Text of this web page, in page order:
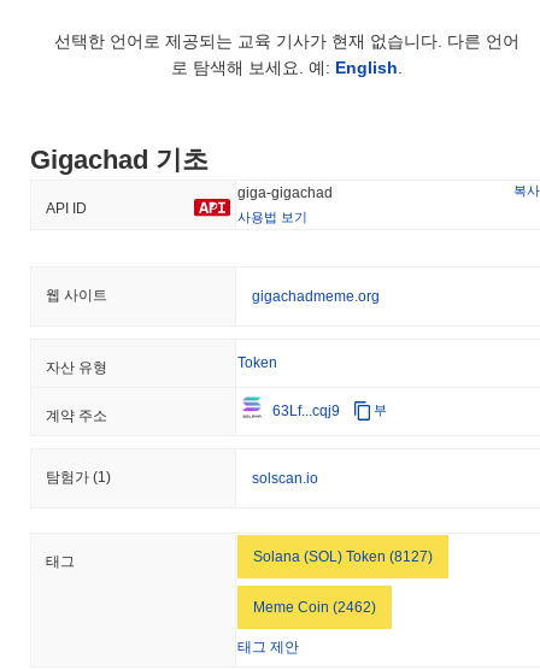
타냅니다.
역대 최저가(ATL): $0.00001221
Gigachad는 현재 ATH보다~97.90%낮게 거래되고 있습니다 그리
+69,313%상승했습니다.
Gigachad의 시가총액은 약 $19,227,326.00, 시장 규모별로 전 세
개의 GIGA 토큰 유통 공급량을 기준으로 계산됩니다.
Gigachad는 더 넓은 암호화폐 시장과 비교하여 어떤
성과를 내고 있나요?
한 전체 암호화폐 시장을 앞질렀습니다. 이는 더 넓은 시장 모멘텀
선택한 언어로 제공되는 교육 기사가 현재 없습니다. 다른 언어
로 탐색해 보세요. 예: English
Gigachad 기초
API ID
giga-gigachad
복사
사용법 보기
웹 사이트 gigachadmeme.org
자산 유형 Token
계약 주소 63Lf...cqj9 부
탐험가 (1) solscan.io
태그 Solana (SOL) Token (8127)
Meme Coin (2462)
태그 제안